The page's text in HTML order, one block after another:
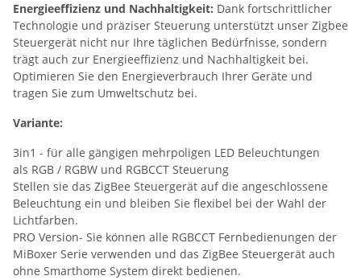
Energieeffizienz und Nachhaltigkeit: Dank fortschrittlicher
Technologie und präziser Steuerung unterstützt unser Zigbee
Steuergerät nicht nur Ihre täglichen Bedürfnisse, sondern
trägt auch zur Energieeffizienz und Nachhaltigkeit bei.
Optimieren Sie den Energieverbrauch Ihrer Geräte und
tragen Sie zum Umweltschutz bei.
Variante:
3in1 - für alle gängigen mehrpoligen LED Beleuchtungen
als RGB / RGBW und RGBCCT Steuerung
Stellen sie das ZigBee Steuergerät auf die angeschlossene
Beleuchtung ein und bleiben Sie flexibel bei der Wahl der
Lichtfarben.
PRO Version- Sie können alle RGBCCT Fernbedienungen der
MiBoxer Serie verwenden und das ZigBee Steuergerät auch
ohne Smarthome System direkt bedienen.